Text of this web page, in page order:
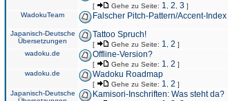
[ Gehe zu Seite: 1 2 3 ]
WadokuTeam Falscher Pitch-Pattern/Accent-
Japanisch-Deutsche
Übersetzungen
Tattoo Spruch!
[ Gehe zu Seite: 1 2 ]
wadoku.de Offline-Version?
[ Gehe zu Seite: 1 2 ]
wadoku.de Wadoku Roadmap
[ Gehe zu Seite: 1 2 ]
Japanisch-Deutsche
Kamisori-Inschriften: Was steht da?